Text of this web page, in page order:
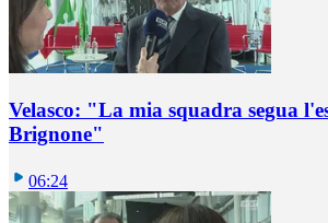
Velasco: "La mia squadra segua
Brignone"
06:24